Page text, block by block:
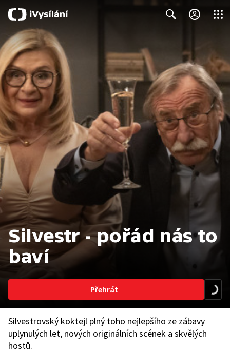
Silvestr - pořád nás to
baví
Přehrát
Silvestrovský koktejl plný toho nejlepšího ze zábavy
uplynulých let, nových originálních scének a skvělých
hostů.